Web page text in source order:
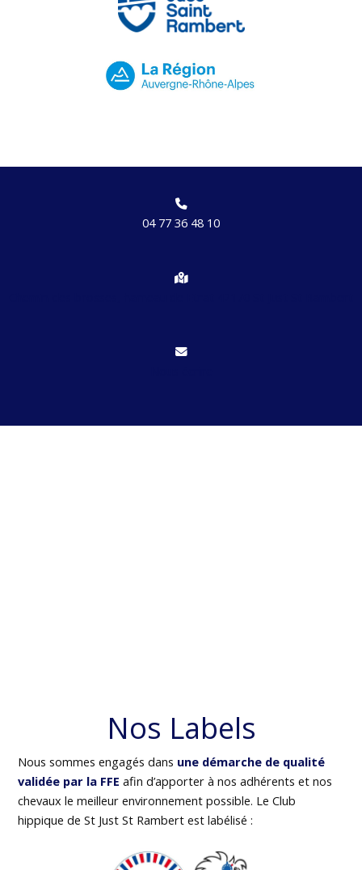
04 77 36 48 10
Nos Labels
Nous sommes engagés dans une démarche de qualité
validée par la FFE afin d’apporter à nos adhérents et nos
chevaux le meilleur environnement possible. Le Club
hippique de St Just St Rambert est labélisé :